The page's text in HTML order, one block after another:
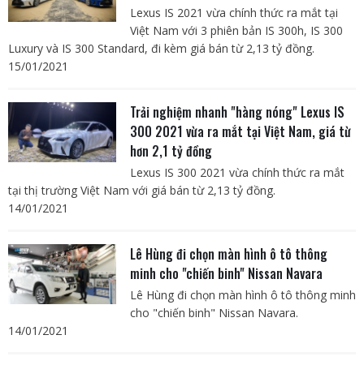
Lexus IS 2021 vừa chính thức ra mắt tại
Việt Nam với 3 phiên bản IS 300h, IS 300
Luxury và IS 300 Standard, đi kèm giá bán từ 2,13 tỷ đồng.
15/01/2021
Trải nghiệm nhanh "hàng nóng" Lexus IS
300 2021 vừa ra mắt tại Việt Nam, giá từ
hơn 2,1 tỷ đồng
Lexus IS 300 2021 vừa chính thức ra mắt
tại thị trường Việt Nam với giá bán từ 2,13 tỷ đồng.
14/01/2021
Lê Hùng đi chọn màn hình ô tô thông
minh cho "chiến binh" Nissan Navara
Lê Hùng đi chọn màn hình ô tô thông minh
cho "chiến binh" Nissan Navara.
14/01/2021